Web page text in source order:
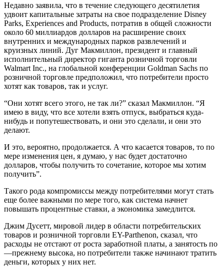
Недавно заявила, что в течение следующего десятилетия
удвоит капитальные затраты на свое подразделение Disney
Parks, Experiences and Products, потратив в общей сложности
около 60 миллиардов долларов на расширение своих
внутренних и международных парков развлечений и
круизных линий. Дуг Макмиллон, президент и главный
исполнительный директор гиганта розничной торговли
Walmart Inc., на глобальной конференции Goldman Sachs по
розничной торговле предположил, что потребители просто
хотят как товаров, так и услуг.
“Они хотят всего этого, не так ли?” сказал Макмиллон. “Я
имею в виду, что все хотели взять отпуск, выбраться куда-
нибудь и попутешествовать, и они это сделали, и они это
делают.
И это, вероятно, продолжается. А что касается товаров, то по
мере изменения цен, я думаю, у нас будет достаточно
долларов, чтобы получить то сочетание, которое мы хотим
получить”.
Такого рода компромиссы между потребителями могут стать
еще более важными по мере того, как система начнет
повышать процентные ставки, а экономика замедлится.
Джим Дусетт, мировой лидер в области потребительских
товаров и розничной торговли EY-Parthenon, сказал, что
расходы не отстают от роста заработной платы, а занятость по
—прежнему высока, но потребители также начинают тратить
деньги, которых у них нет.